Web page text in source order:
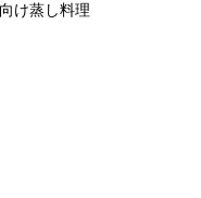
け蒸し料理